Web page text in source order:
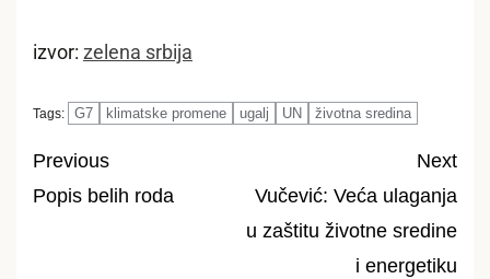
izvor: zelena srbija
Tags: G7 klimatske promene ugalj UN životna sredina
Post
Previous
Popis belih roda
Next
Vučević: Veća ulaganja
u zaštitu životne sredine
i energetiku